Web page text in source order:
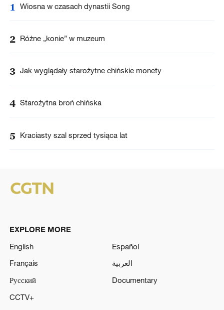
1 Wiosna w czasach dynastii Song
2 Różne „konie” w muzeum
3 Jak wyglądały starożytne chińskie monety
4 Starożytna broń chińska
5 Kraciasty szal sprzed tysiąca lat
EXPLORE MORE
English
Español
Français
العربية
Русский
Documentary
CCTV+